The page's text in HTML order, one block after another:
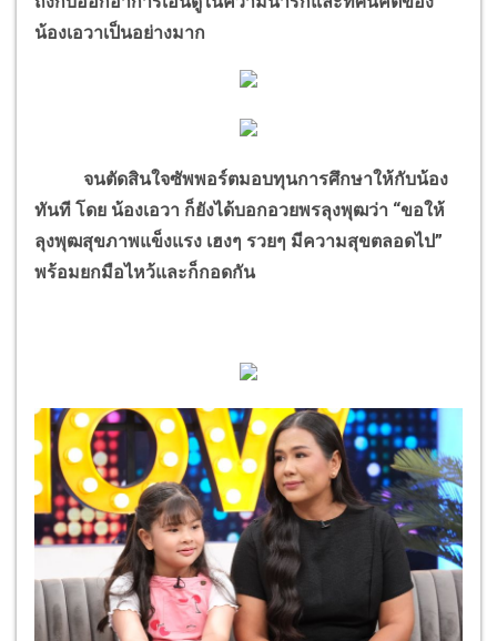
น้องเอวาเป็นอย่างมาก
จนตัดสินใจซัพพอร์ตมอบทุนการศึกษาให้กับน้อง
ทันที โดย น้องเอวา ก็ยังได้บอกอวยพรลุงพุฒว่า “ขอให้
ลุงพุฒสุขภาพแข็งแรง เฮงๆ รวยๆ มีความสุขตลอดไป”
พร้อมยกมือไหว้และก็กอดกัน